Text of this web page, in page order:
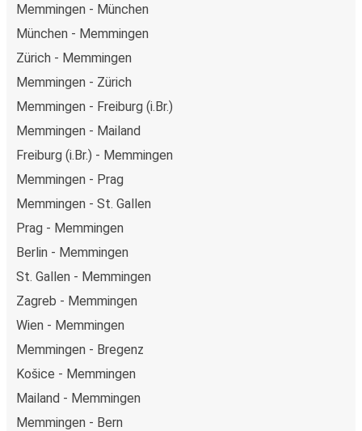
Memmingen - München
München - Memmingen
Zürich - Memmingen
Memmingen - Zürich
Memmingen - Freiburg (i.Br.)
Memmingen - Mailand
Freiburg (i.Br.) - Memmingen
Memmingen - Prag
Memmingen - St. Gallen
Prag - Memmingen
Berlin - Memmingen
St. Gallen - Memmingen
Zagreb - Memmingen
Wien - Memmingen
Memmingen - Bregenz
Košice - Memmingen
Mailand - Memmingen
Memmingen - Bern